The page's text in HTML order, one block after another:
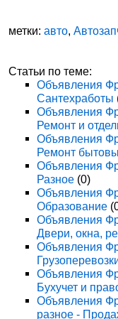
метки:авто,
Статьи по теме:
Объявления
Сантехработы
Объявления
Ремонт и
Объявления
Ремонт
Объявления
Разное (0)
Объявления
Образование
Объявления
Двери, окна,
Объявления
Объявления
Бухучет и
Объявления
разное -